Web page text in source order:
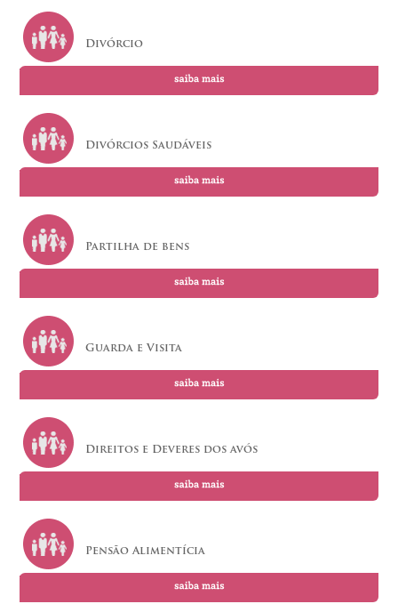
Divórcio
Divórcios Saudáveis
Partilha de bens
Guarda e Visita
Direitos e Deveres dos avós
Pensão Alimentícia